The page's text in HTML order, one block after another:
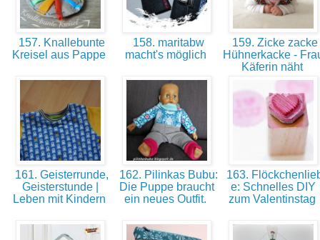
157. Knallebunte
Kreisel aus Pappe
158. maritabw
macht's möglich
159. Zicke zacke
Hühnerkacke -
Käferin näht
161. Geisterrunde,
Geisterstunde |
Leben mit Kindern
162. Pilinkas Bubu:
Die Puppe braucht
ein neues Outfit.
163.
e: Schnelles DIY
zum Valentinstag